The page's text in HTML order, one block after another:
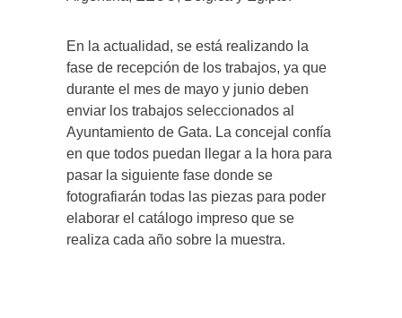
En la actualidad, se está realizando la
fase de recepción de los trabajos, ya que
durante el mes de mayo y junio deben
enviar los trabajos seleccionados al
Ayuntamiento de Gata. La concejal confía
en que todos puedan llegar a la hora para
pasar la siguiente fase donde se
fotografiarán todas las piezas para poder
elaborar el catálogo impreso que se
realiza cada año sobre la muestra.